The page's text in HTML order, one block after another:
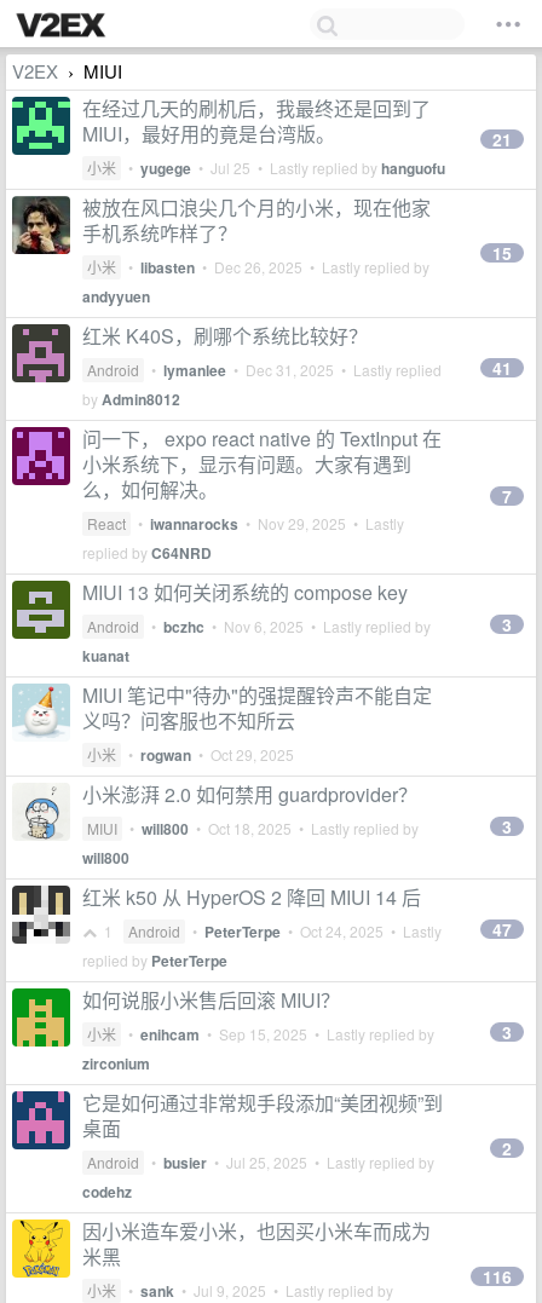
V2EX › MIUI
在经过几天的刷机后，我最终还是回到了
MIUI，最好用的竟是台湾版。
小米 • yugege • Jul 25 • Lastly replied byhanguofu
21
被放在风口浪尖几个月的小米，现在他家
手机系统咋样了？
小米 • libasten • Dec 26, 2025 • Lastly replied by
andyyuen
15
红米 K40S，刷哪个系统比较好？
Android • lymanlee • Dec 31, 2025 • Lastly replied
byAdmin8012
41
问一下， expo react native 的 TextInput 在
小米系统下，显示有问题。大家有遇到
么，如何解决。
React • iwannarocks • Nov 29, 2025 • Lastly
replied byC64NRD
7
MIUI 13 如何关闭系统的 compose key
Android • bczhc • Nov 6, 2025 • Lastly replied by
kuanat
3
MIUI 笔记中"待办"的强提醒铃声不能自定
义吗？问客服也不知所云
小米 • rogwan • Oct 29, 2025
小米澎湃 2.0 如何禁用 guardprovider？
MIUI • will800 • Oct 18, 2025 • Lastly replied by
will800
3
红米 k50 从 HyperOS 2 降回 MIUI 14 后
1 Android • PeterTerpe • Oct 24, 2025 • Lastly
replied by PeterTerpe
47
如何说服小米售后回滚 MIUI？
小米 • enihcam • Sep 15, 2025 • Lastly replied by
zirconium
3
它是如何通过非常规手段添加“美团视频”到
桌面
Android • busier • Jul 25, 2025 • Lastly replied by
codehz
2
因小米造车爱小米，也因买小米车而成为
米黑
小米 • sank • Jul 9, 2025 • Lastly replied by
116